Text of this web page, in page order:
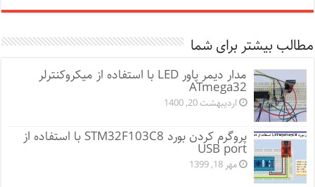
مطالب بیشتر برای شما
مدار دیمر پاور LED با استفاده از میکروکنترلر
ATmega32
اردیبهشت 20, 1400
پروگرم کردن بورد STM32F103C8 با استفاده از
USB port
مهر 18, 1399